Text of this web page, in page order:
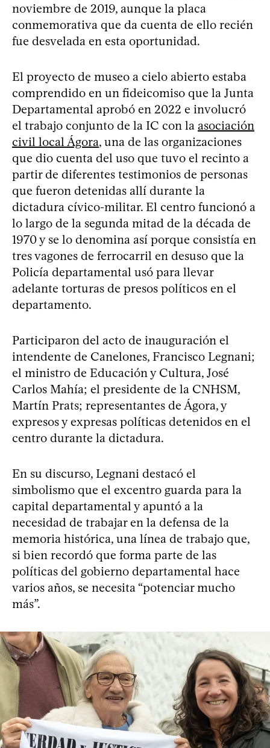
noviembre de 2019, aunque la placa
conmemorativa que da cuenta de ello recién
fue desvelada en esta oportunidad.
El proyecto de museo a cielo abierto estaba
comprendido en un fideicomiso que la Junta
Departamental aprobó en 2022 e involucró
el trabajo conjunto de la IC con la asociación
civil local Ágora, una de las organizaciones
que dio cuenta del uso que tuvo el recinto a
partir de diferentes testimonios de personas
que fueron detenidas allí durante la
dictadura cívico-militar. El centro funcionó a
lo largo de la segunda mitad de la década de
1970 y se lo denomina así porque consistía en
tres vagones de ferrocarril en desuso que la
Policía departamental usó para llevar
adelante torturas de presos políticos en el
departamento.
Participaron del acto de inauguración el
intendente de Canelones, Francisco Legnani;
el ministro de Educación y Cultura, José
Carlos Mahía; el presidente de la CNHSM,
Martín Prats; representantes de Ágora, y
expresos y expresas políticas detenidos en el
centro durante la dictadura.
En su discurso, Legnani destacó el
simbolismo que el excentro guarda para la
capital departamental y apuntó a la
necesidad de trabajar en la defensa de la
memoria histórica, una línea de trabajo que,
si bien recordó que forma parte de las
políticas del gobierno departamental hace
varios años, se necesita “potenciar mucho
más”.